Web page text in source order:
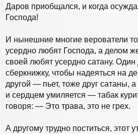
Даров приобщался, и когда
Господа!
И нынешние многие верователи
усердно любят Господа, а делом
своей любят усердно сатану. Один
сберкнижку, чтобы надеяться на
другой — пьет, тоже друг сатаны,
и сердцем умиляется — табак
говоря: — Это трава, это не грех.
А другому трудно поститься, этот